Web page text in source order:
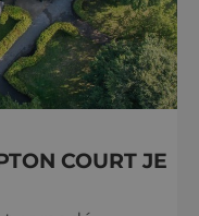
COURT JE